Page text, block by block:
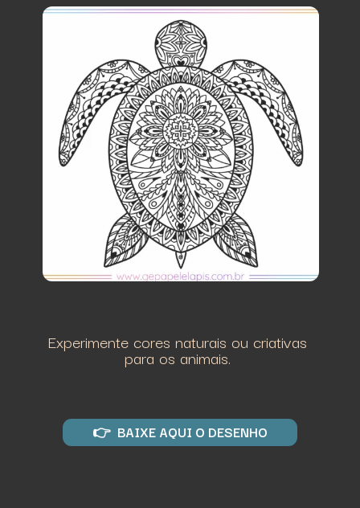
Experimente cores naturais ou criativas
para os animais.
👉 BAIXE AQUI O DESENHO